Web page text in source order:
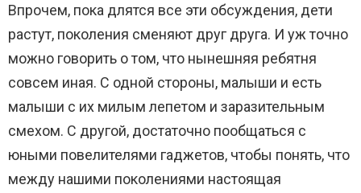
Впрочем, пока длятся все эти обсуждения, дети
растут, поколения сменяют друг друга. И уж точно
можно говорить о том, что нынешняя ребятня
совсем иная. С одной стороны, малыши и есть
малыши с их милым лепетом и заразительным
смехом. С другой, достаточно пообщаться с
юными повелителями гаджетов, чтобы понять, что
между нашими поколениями настоящая